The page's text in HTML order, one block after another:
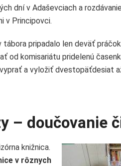
dní v Adaševciach a
v Principovci.
pripadalo len deväť
od komisariátu pridelenú
a vyložiť dvestopäťdesiat
– doučovanie
knižnica.
v rôznych